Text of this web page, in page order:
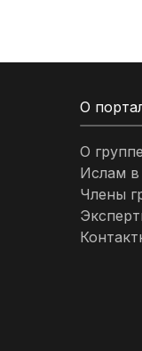
Марокко
Нигерия
О
О группе
Ислам
Члены